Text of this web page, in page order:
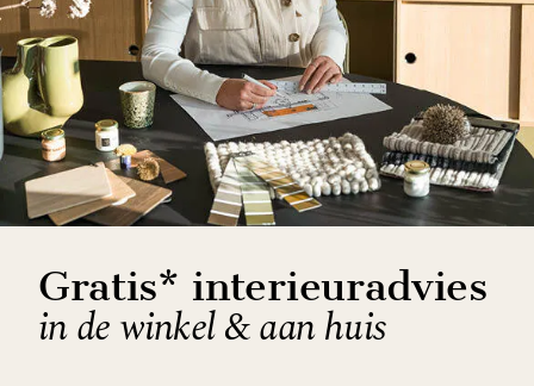
Gratis* interieuradvies
in de winkel & aan huis